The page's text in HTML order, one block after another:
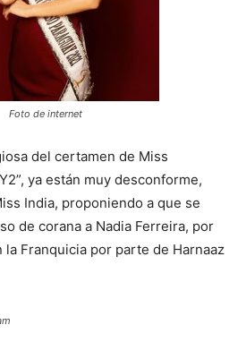
Foto de internet
del certamen de Miss
ya están muy desconforme,
India, proponiendo a que se
de corana a Nadia Ferreira, por
Franquicia por parte de Harnaaz